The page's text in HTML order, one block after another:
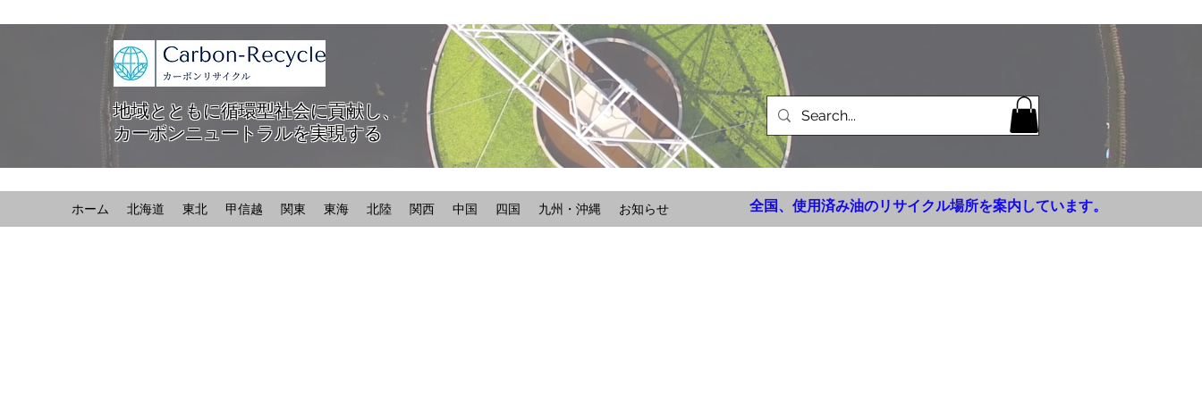
地域とともに循環型社会に貢献し、
カーボンニュートラルを実現する
ホーム 北海道 東北 甲信越 関東 東海 北陸 関西 中国 四国 九州・沖縄 お知らせ 全国、使用済み油のリサイクル場所を案内しています。